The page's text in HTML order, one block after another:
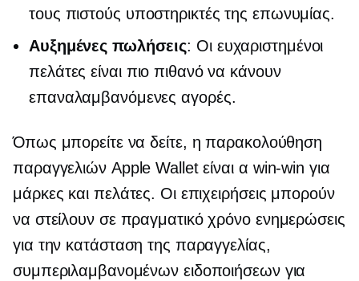
τους πιστούς υποστηρικτές της επωνυμίας.
Αυξημένες πωλήσεις: Οι ευχαριστημένοι
πελάτες είναι πιο πιθανό να κάνουν
επαναλαμβανόμενες αγορές.
Όπως μπορείτε να δείτε, η παρακολούθηση
παραγγελιών Apple Wallet είναι α win-win για
μάρκες και πελάτες. Οι επιχειρήσεις μπορούν
να στείλουν σε πραγματικό χρόνοενημερώσεις
για την κατάσταση της παραγγελίας,
συμπεριλαμβανομένων ειδοποιήσεων για